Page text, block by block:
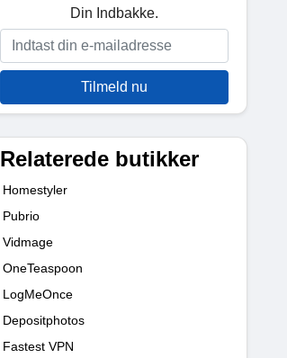
Din Indbakke.
Tilmeld nu
Relaterede butikker
Homestyler
Pubrio
Vidmage
OneTeaspoon
LogMeOnce
Depositphotos
Fastest VPN